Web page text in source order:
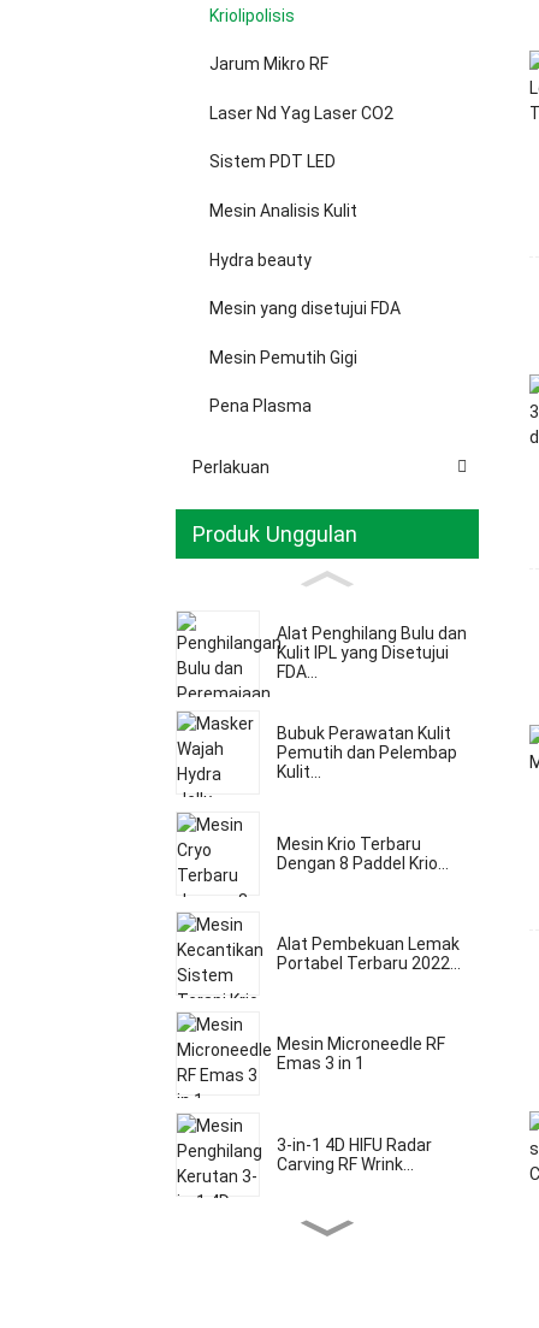
Kriolipolisis
Jarum Mikro RF
Laser Nd Yag Laser CO2
Sistem PDT LED
Mesin Analisis Kulit
Hydra beauty
Mesin yang disetujui FDA
Mesin Pemutih Gigi
Pena Plasma
Perlakuan
Produk Unggulan
Alat Penghilang Bulu dan
Kulit IPL yang Disetujui
FDA...
Bubuk Perawatan Kulit
Pemutih dan Pelembap
Kulit...
Mesin Krio Terbaru
Dengan 8 Paddel Krio...
Alat Pembekuan Lemak
Portabel Terbaru 2022...
Mesin Microneedle RF
Emas 3 in 1
3-in-1 4D HIFU Radar
Carving RF Wrink...